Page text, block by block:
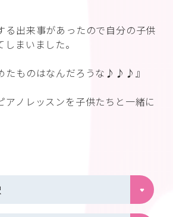
る出来事があったので自分の子供
まいました。
たものはなんだろうな♪♪♪』
アノレッスンを子供たちと一緒に